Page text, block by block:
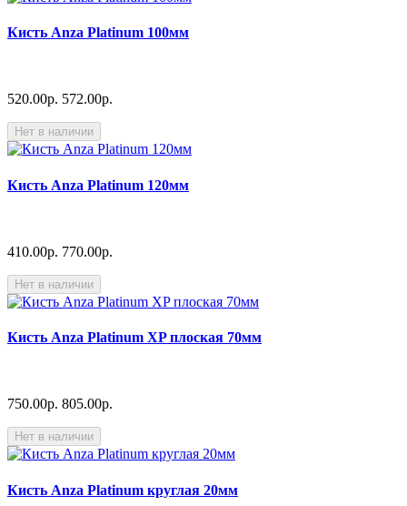
Кисть Anza Platinum 100мм
520.00р. 572.00р.
Нет в наличии
Кисть Anza Platinum 120мм
410.00р. 770.00р.
Нет в наличии
Кисть Anza Platinum XP плоская 70мм
750.00р. 805.00р.
Нет в наличии
Кисть Anza Platinum круглая 20мм